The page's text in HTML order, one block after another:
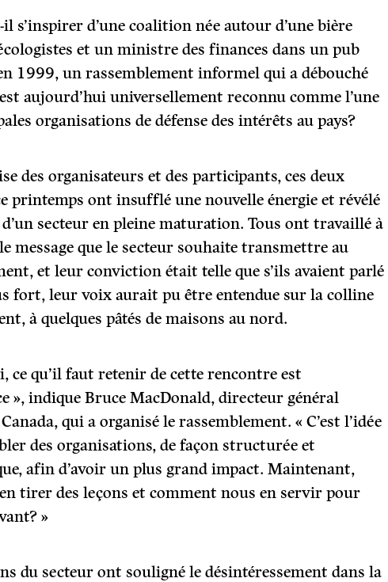
s’inspirer d’une coalition née autour d’une bière
et un ministre des finances dans un pub
1999, un rassemblement informel qui a débouché
aujourd’hui universellement reconnu comme l’une
organisations de défense des intérêts au pays?
des organisateurs et des participants, ces deux
printemps ont insufflé une nouvelle énergie et révélé
d’un secteur en pleine maturation. Tous ont travaillé à
message que le secteur souhaite transmettre au
et leur conviction était telle que s’ils avaient parlé
fort, leur voix aurait pu être entendue sur la colline
à quelques pâtés de maisons au nord.
ce qu’il faut retenir de cette rencontre est
», indique Bruce MacDonald, directeur général
qui a organisé le rassemblement. « C’est l’idée
des organisations, de façon structurée et
afin d’avoir un plus grand impact. Maintenant,
tirer des leçons et comment nous en servir pour
»
du secteur ont souligné le désintéressement dans la